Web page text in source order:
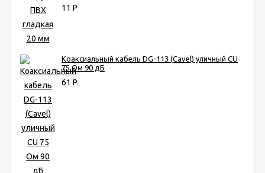
11 Р
Коаксиальный кабель DG-113 (Cavel) уличный CU
75 Ом 90 дБ
61 Р